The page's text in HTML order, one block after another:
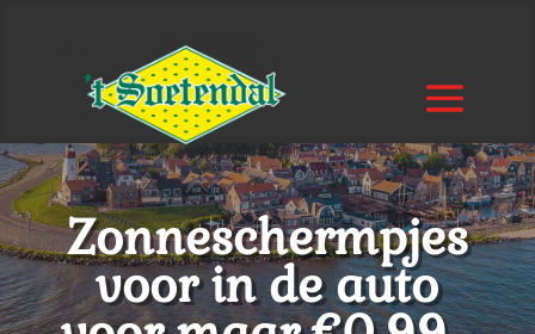
Zonneschermpjes
voor in de auto